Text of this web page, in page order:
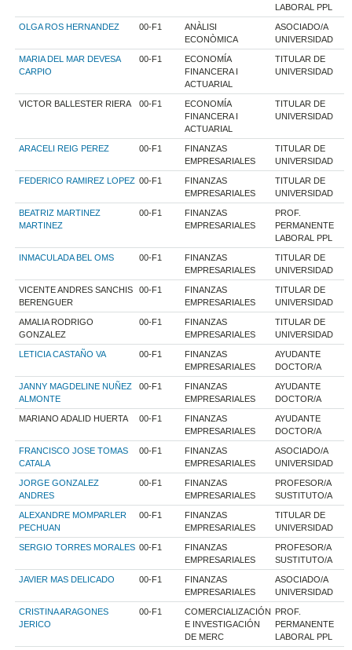
LABORAL PPL
OLGA ROS HERNANDEZ 00-F1
ANÀLISI
ECONÒMICA
ASOCIADO/A
UNIVERSIDAD
MARIA DEL MAR DEVESA
CARPIO
00-F1
ECONOMÍA
FINANCERA I
ACTUARIAL
TITULAR DE
UNIVERSIDAD
VICTOR BALLESTER RIERA 00-F1
ECONOMÍA
FINANCERA I
ACTUARIAL
TITULAR DE
UNIVERSIDAD
ARACELI REIG PEREZ 00-F1
FINANZAS
EMPRESARIALES
TITULAR DE
UNIVERSIDAD
FEDERICO RAMIREZ LOPEZ 00-F1
FINANZAS
EMPRESARIALES
TITULAR DE
UNIVERSIDAD
BEATRIZ MARTINEZ
MARTINEZ
00-F1
FINANZAS
EMPRESARIALES
PROF.
PERMANENTE
LABORAL PPL
INMACULADA BEL OMS 00-F1
FINANZAS
EMPRESARIALES
TITULAR DE
UNIVERSIDAD
VICENTE ANDRES SANCHIS
BERENGUER
00-F1
FINANZAS
EMPRESARIALES
TITULAR DE
UNIVERSIDAD
AMALIA RODRIGO
GONZALEZ
00-F1
FINANZAS
EMPRESARIALES
TITULAR DE
UNIVERSIDAD
LETICIA CASTAÑO VA 00-F1
FINANZAS
EMPRESARIALES
AYUDANTE
DOCTOR/A
JANNY MAGDELINE NUÑEZ
ALMONTE
00-F1
FINANZAS
EMPRESARIALES
AYUDANTE
DOCTOR/A
MARIANO ADALID HUERTA 00-F1
FINANZAS
EMPRESARIALES
AYUDANTE
DOCTOR/A
FRANCISCO JOSE TOMAS
CATALA
00-F1
FINANZAS
EMPRESARIALES
ASOCIADO/A
UNIVERSIDAD
JORGE GONZALEZ
ANDRES
00-F1
FINANZAS
EMPRESARIALES
PROFESOR/A
SUSTITUTO/A
ALEXANDRE MOMPARLER
PECHUAN
00-F1
FINANZAS
EMPRESARIALES
TITULAR DE
UNIVERSIDAD
SERGIO TORRES MORALES 00-F1
FINANZAS
EMPRESARIALES
PROFESOR/A
SUSTITUTO/A
JAVIER MAS DELICADO 00-F1
FINANZAS
EMPRESARIALES
ASOCIADO/A
UNIVERSIDAD
CRISTINA ARAGONES
JERICO
00-F1
COMERCIALIZACIÓN
E INVESTIGACIÓN
DE MERC
PROF.
PERMANENTE
LABORAL PPL